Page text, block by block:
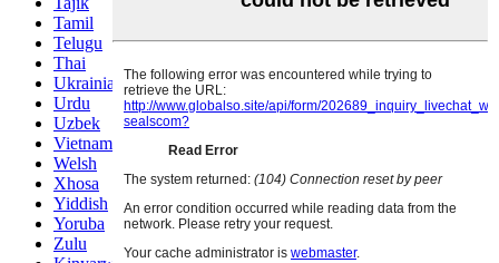
Tamil
Telugu
Thai
Ukrainian
Urdu
Uzbek
Vietnamese
Welsh
Xhosa
Yiddish
Yoruba
Zulu